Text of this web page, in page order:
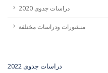
دراسات جدوى 2020
منشورات ودراسات مختلفة
دراسات جدوى 2022